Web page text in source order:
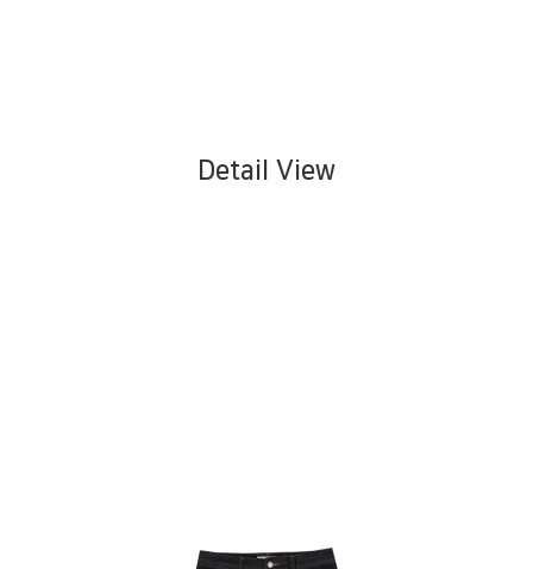
Detail View